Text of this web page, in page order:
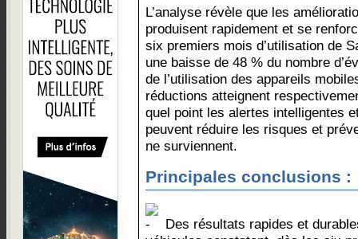
L’analyse révèle que les
produisent rapidement et se
six premiers mois d’utilisation de
une baisse de 48 % du nombre
de l’utilisation des appareils
réductions atteignent
quel point les alertes intelligentes
peuvent réduire les risques et
ne surviennent.
Principales conclusions :
Des résultats rapides et